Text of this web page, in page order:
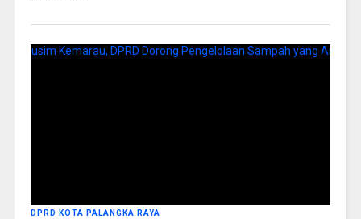
DPRD KOTA PALANGKA RAYA